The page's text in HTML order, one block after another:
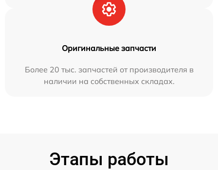
Оригинальные запчасти
Более 20 тыс. запчастей от производителя в
наличии на собственных складах.
Этапы работы